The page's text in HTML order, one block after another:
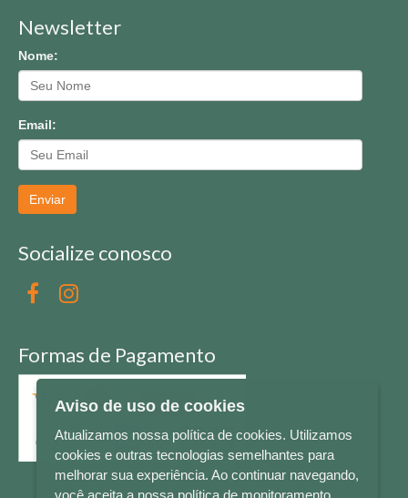
Newsletter
Nome:
Email:
Enviar
Socialize conosco
Formas de Pagamento
Aviso de uso de cookies
Atualizamos nossa política de cookies. Utilizamos
cookies e outras tecnologias semelhantes para
melhorar sua experiência. Ao continuar navegando,
você aceita a nossa política de monitoramento.